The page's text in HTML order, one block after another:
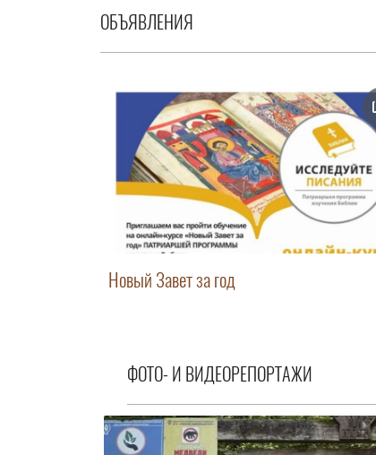
ОБЪЯВЛЕНИЯ
Новый Завет за год
ФОТО- И ВИДЕОРЕПОРТАЖИ